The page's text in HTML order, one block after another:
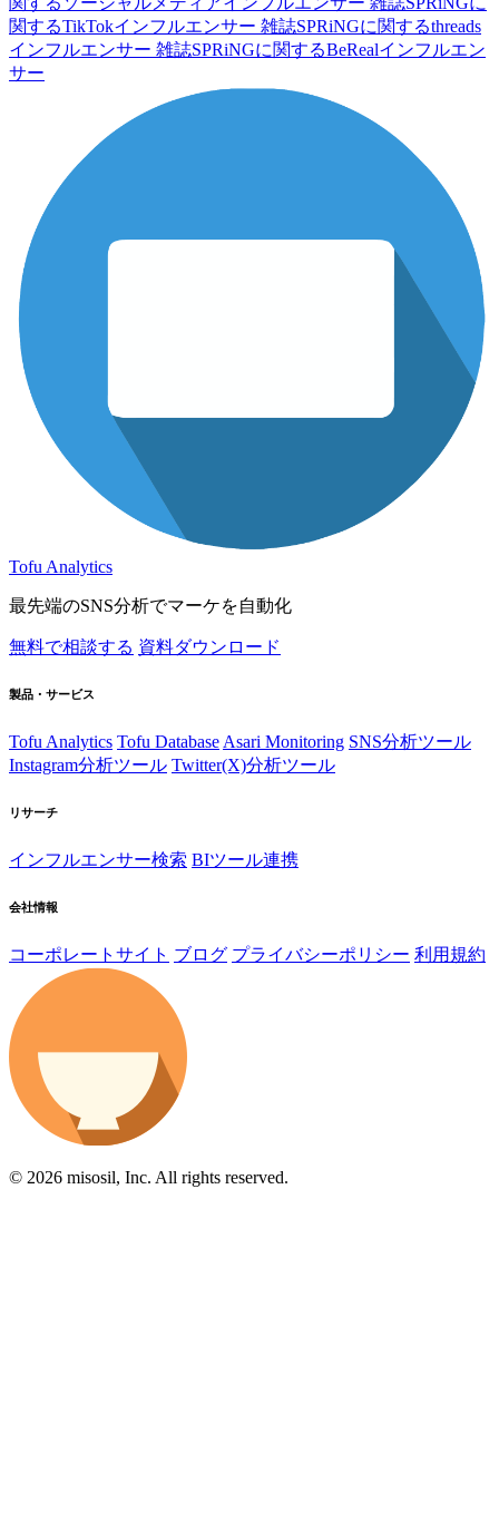
関するTikTokインフルエンサー 雑誌SPRiNGに関するthreads
インフルエンサー 雑誌SPRiNGに関するBeRealインフルエン
サー
Tofu Analytics
最先端のSNS分析でマーケを自動化
無料で相談する 資料ダウンロード
製品・サービス
Tofu Analytics Tofu Database Asari Monitoring SNS分析ツール
Instagram分析ツール Twitter(X)分析ツール
リサーチ
インフルエンサー検索 BIツール連携
会社情報
コーポレートサイト ブログ プライバシーポリシー 利用規約
© 2026 misosil, Inc. All rights reserved.